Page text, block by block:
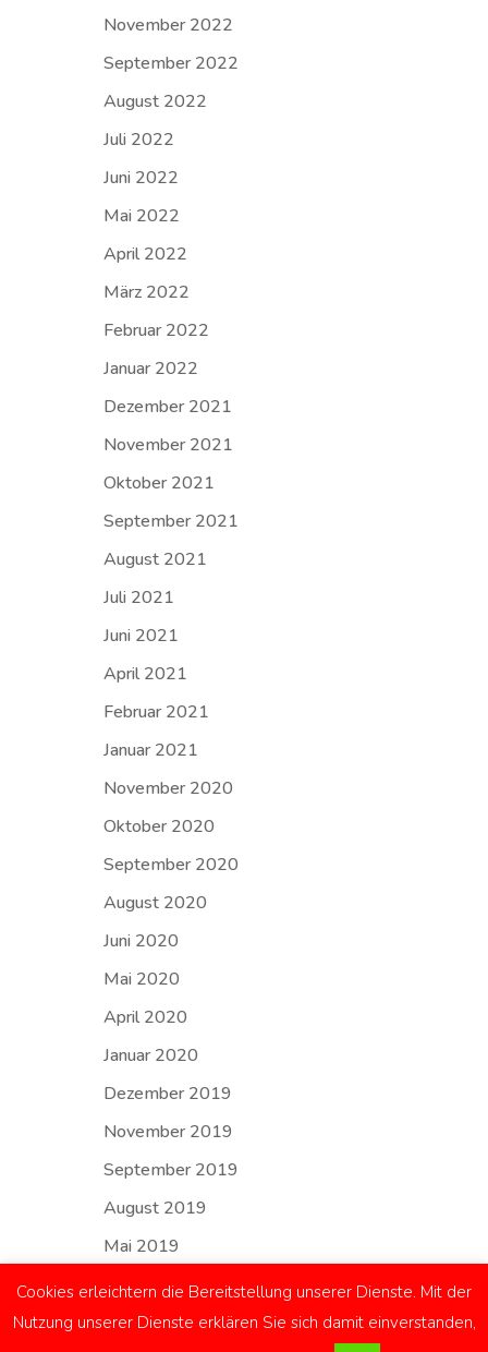
November 2022
September 2022
August 2022
Juli 2022
Juni 2022
Mai 2022
April 2022
März 2022
Februar 2022
Januar 2022
Dezember 2021
November 2021
Oktober 2021
September 2021
August 2021
Juli 2021
Juni 2021
April 2021
Februar 2021
Januar 2021
November 2020
Oktober 2020
September 2020
August 2020
Juni 2020
Mai 2020
April 2020
Januar 2020
Dezember 2019
November 2019
September 2019
August 2019
Mai 2019
Facebook
Impressum
Cookies erleichtern die Bereitstellung unserer Dienste. Mit der
Nutzung unserer Dienste erklären Sie sich damit einverstanden,